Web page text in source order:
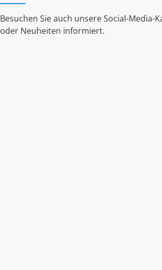
Besuchen Sie auch unsere Social-
oder Neuheiten informiert.